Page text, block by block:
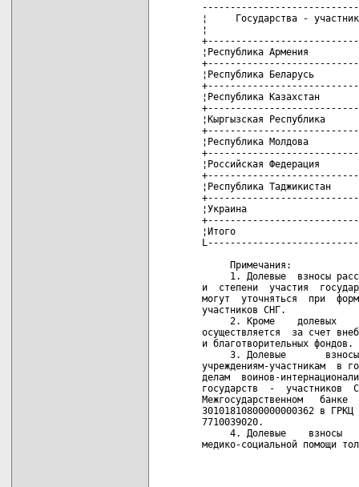
¦     Государства -
¦
¦Республика
¦Республика
¦Республика
¦Кыргызская
¦Республика
¦Российская
¦Республика
¦Украина
¦Итого
     Примечания:
1. Долевые  взносы
и  степени  участия
могут  уточняться  при
участников СНГ.
2. Кроме    долевых
осуществляется  за счет
и благотворительных фондов.
3. Долевые
учреждениям-участникам  в
делам  воинов-
государств  -  участников
Межгосударственном
30101810800000000362 в
7710039020.
4. Долевые    взносы
медико-социальной помощи